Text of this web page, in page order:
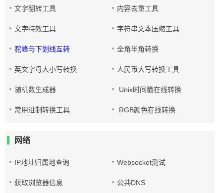
文字翻转工具 内容去重工具
文字特效工具 字符串文本压缩工具
驼峰与下划线互转 全角半角转换
英文字母大小写转换 人民币大写转换工具
随机数生成器 Unix时间戳在线转换
常用进制转换工具 RGB颜色在线转换
网络
IP地址归属地查询 Websocket测试
获取浏览器信息 公共DNS